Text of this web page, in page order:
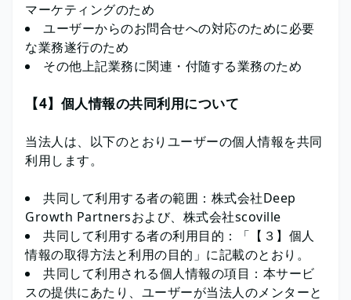
マーケティングのため
ユーザーからのお問合せへの対応のために必要
な業務遂行のため
その他上記業務に関連・付随する業務のため
【4】個人情報の共同利用について
当法人は、以下のとおりユーザーの個人情報を共同
利用します。
共同して利用する者の範囲：株式会社Deep
Growth Partnersおよび、株式会社scoville
共同して利用する者の利用目的：「【３】個人
情報の取得方法と利用の目的」に記載のとおり。
共同して利用される個人情報の項目：本サービ
スの提供にあたり、ユーザーが当法人のメンターと